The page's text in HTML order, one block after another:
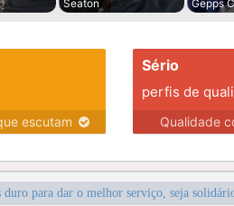
Seaton
Gepps
escutam
Sério
perfis de
Qualidade
duro para dar o melhor serviço, seja